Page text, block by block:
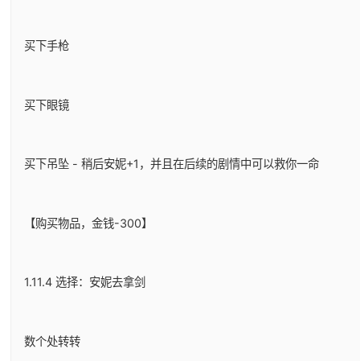
买下手枪
买下眼镜
买下吊坠 - 稍后安妮+1，并且在后续的剧情中可以救你一命
【购买物品，金钱-300】
1.11.4 选择：安妮去拿剑
数个处转转